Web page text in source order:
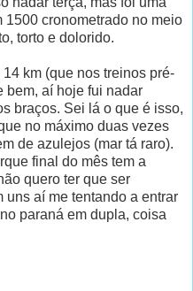
cronometrado no meio
torto e dolorido.
km (que nos treinos pré-
bem, aí hoje fui nadar
braços. Sei lá o que é isso,
no máximo duas vezes
de azulejos (mar tá raro).
final do mês tem a
quero ter que ser
uns aí me tentando a entrar
paraná em dupla, coisa